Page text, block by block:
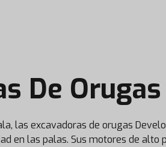
DX63-7
De Orugas
las excavadoras de orugas
en las palas. Sus motores de alto